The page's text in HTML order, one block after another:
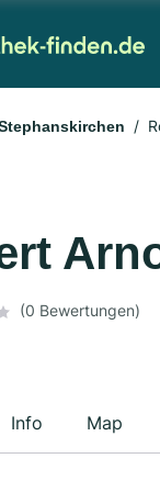
(0 Bewertungen)
Info Map